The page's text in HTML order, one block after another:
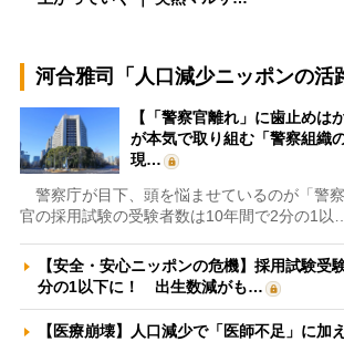
河合雅司「人口減少ニッポンの活
【「警察官離れ」に歯止めは
が本気で取り組む「警察組
現…
警察庁が目下、頭を悩ませているのが「警
官の採用試験の受験者数は10年間で2分の1以
【安全・安心ニッポンの危機】採用試験受
分の1以下に！ 出生数減がも…
【医療崩壊】人口減少で「医師不足」に加